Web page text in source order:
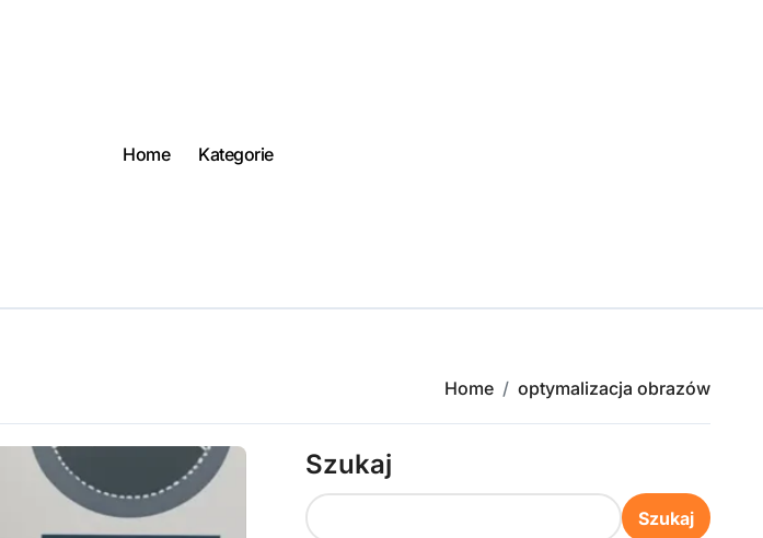
Home Kategorie
Home optymalizacja obrazów
Szukaj
Szukaj